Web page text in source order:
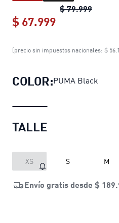
$ 79.999
$ 67.999
Camiseta
(precio sin impuestos nacionales: $
COLOR:PUMA Black
TALLE
XS S M
Envío gratis desde $